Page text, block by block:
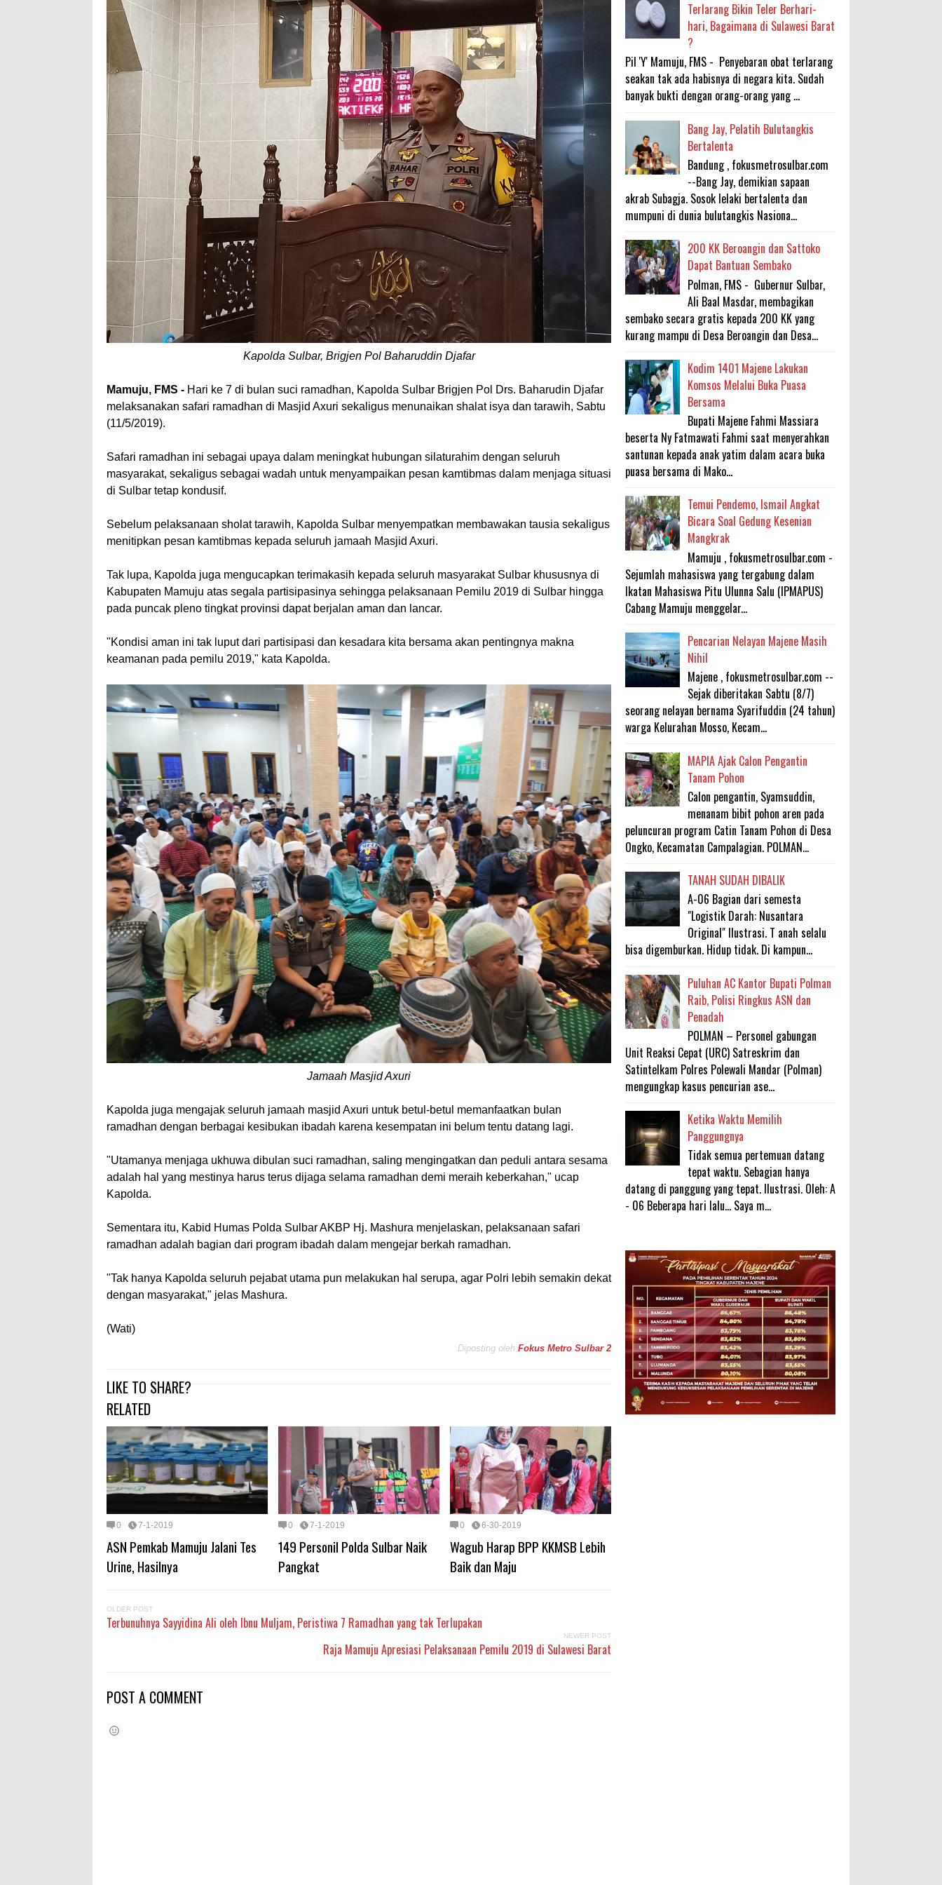
Kapolda Sulbar, Brigjen Pol Baharuddin Djafar
Mamuju, FMS - Hari ke 7 di bulan suci ramadhan, Kapolda Sulbar Brigjen Pol Drs. Baharudin Djafar
melaksanakan safari ramadhan di Masjid Axuri sekaligus menunaikan shalat isya dan tarawih, Sabtu
(11/5/2019).
Safari ramadhan ini sebagai upaya dalam meningkat hubungan silaturahim dengan seluruh
masyarakat, sekaligus sebagai wadah untuk menyampaikan pesan kamtibmas dalam menjaga situasi
di Sulbar tetap kondusif.
Sebelum pelaksanaan sholat tarawih, Kapolda Sulbar menyempatkan membawakan tausia sekaligus
menitipkan pesan kamtibmas kepada seluruh jamaah Masjid Axuri.
Tak lupa, Kapolda juga mengucapkan terimakasih kepada seluruh masyarakat Sulbar khususnya di
Kabupaten Mamuju atas segala partisipasinya sehingga pelaksanaan Pemilu 2019 di Sulbar hingga
pada puncak pleno tingkat provinsi dapat berjalan aman dan lancar.
"Kondisi aman ini tak luput dari partisipasi dan kesadara kita bersama akan pentingnya makna
keamanan pada pemilu 2019," kata Kapolda.
Jamaah Masjid Axuri
Kapolda juga mengajak seluruh jamaah masjid Axuri untuk betul-betul memanfaatkan bulan
ramadhan dengan berbagai kesibukan ibadah karena kesempatan ini belum tentu datang lagi.
"Utamanya menjaga ukhuwa dibulan suci ramadhan, saling mengingatkan dan peduli antara sesama
adalah hal yang mestinya harus terus dijaga selama ramadhan demi meraih keberkahan," ucap
Kapolda.
Sementara itu, Kabid Humas Polda Sulbar AKBP Hj. Mashura menjelaskan, pelaksanaan safari
ramadhan adalah bagian dari program ibadah dalam mengejar berkah ramadhan.
"Tak hanya Kapolda seluruh pejabat utama pun melakukan hal serupa, agar Polri lebih semakin dekat
dengan masyarakat," jelas Mashura.
(Wati)
Diposting oleh Fokus Metro Sulbar 2
LIKE TO SHARE?
RELATED
0 7-1-2019
ASN Pemkab Mamuju Jalani Tes
Urine, Hasilnya
0 7-1-2019
149 Personil Polda Sulbar Naik
Pangkat
0 6-30-2019
Wagub Harap BPP KKMSB Lebih
Baik dan Maju
OLDER POST
Terbunuhnya Sayyidina Ali oleh Ibnu Muljam, Peristiwa 7 Ramadhan yang tak Terlupakan
NEWER POST
Raja Mamuju Apresiasi Pelaksanaan Pemilu 2019 di Sulawesi Barat
POST A COMMENT
Terlarang Bikin Teler Berhari-
hari, Bagaimana di Sulawesi Barat
?
Pil 'Y' Mamuju, FMS - Penyebaran obat terlarang
seakan tak ada habisnya di negara kita. Sudah
banyak bukti dengan orang-orang yang ...
Bang Jay, Pelatih Bulutangkis
Bertalenta
Bandung , fokusmetrosulbar.com
--Bang Jay, demikian sapaan
akrab Subagja. Sosok lelaki bertalenta dan
mumpuni di dunia bulutangkis Nasiona...
200 KK Beroangin dan Sattoko
Dapat Bantuan Sembako
Polman, FMS - Gubernur Sulbar,
Ali Baal Masdar, membagikan
sembako secara gratis kepada 200 KK yang
kurang mampu di Desa Beroangin dan Desa...
Kodim 1401 Majene Lakukan
Komsos Melalui Buka Puasa
Bersama
Bupati Majene Fahmi Massiara
beserta Ny Fatmawati Fahmi saat menyerahkan
santunan kepada anak yatim dalam acara buka
puasa bersama di Mako...
Temui Pendemo, Ismail Angkat
Bicara Soal Gedung Kesenian
Mangkrak
Mamuju , fokusmetrosulbar.com -
Sejumlah mahasiswa yang tergabung dalam
Ikatan Mahasiswa Pitu Ulunna Salu (IPMAPUS)
Cabang Mamuju menggelar...
Pencarian Nelayan Majene Masih
Nihil
Majene , fokusmetrosulbar.com --
Sejak diberitakan Sabtu (8/7)
seorang nelayan bernama Syarifuddin (24 tahun)
warga Kelurahan Mosso, Kecam...
MAPIA Ajak Calon Pengantin
Tanam Pohon
Calon pengantin, Syamsuddin,
menanam bibit pohon aren pada
peluncuran program Catin Tanam Pohon di Desa
Ongko, Kecamatan Campalagian. POLMAN...
TANAH SUDAH DIBALIK
A-06 Bagian dari semesta
"Logistik Darah: Nusantara
Original" Ilustrasi. T anah selalu
bisa digemburkan. Hidup tidak. Di kampun...
Puluhan AC Kantor Bupati Polman
Raib, Polisi Ringkus ASN dan
Penadah
POLMAN – Personel gabungan
Unit Reaksi Cepat (URC) Satreskrim dan
Satintelkam Polres Polewali Mandar (Polman)
mengungkap kasus pencurian ase...
Ketika Waktu Memilih
Panggungnya
Tidak semua pertemuan datang
tepat waktu. Sebagian hanya
datang di panggung yang tepat. Ilustrasi. Oleh: A
- 06 Beberapa hari lalu... Saya m...